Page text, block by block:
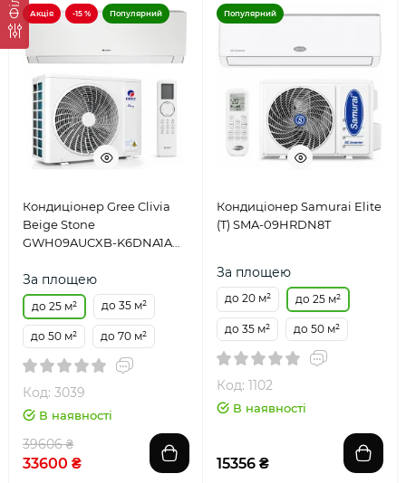
Акція -15 % Популярний
Кондиціонер Gree Clivia
Beige Stone
GWH09AUCXB-K6DNA1A
За площею
до 25 м² до 35 м²
до 50 м² до 70 м²
Код: 3039
В наявності
39606 ₴
33600 ₴
Популярний
Кондиціонер Samurai Elite
(T) SMA-09HRDN8T
За площею
до 20 м² до 25 м²
до 35 м² до 50 м²
Код: 1102
В наявності
15356 ₴